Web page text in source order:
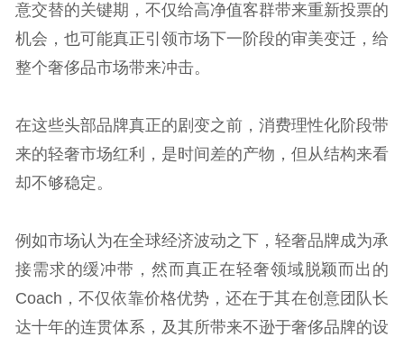
意交替的关键期，不仅给高净值客群带来重新投票的
机会，也可能真正引领市场下一阶段的审美变迁，给
整个奢侈品市场带来冲击。
在这些头部品牌真正的剧变之前，消费理性化阶段带
来的轻奢市场红利，是时间差的产物，但从结构来看
却不够稳定。
例如市场认为在全球经济波动之下，轻奢品牌成为承
接需求的缓冲带，然而真正在轻奢领域脱颖而出的
Coach，不仅依靠价格优势，还在于其在创意团队长
达十年的连贯体系，及其所带来不逊于奢侈品牌的设